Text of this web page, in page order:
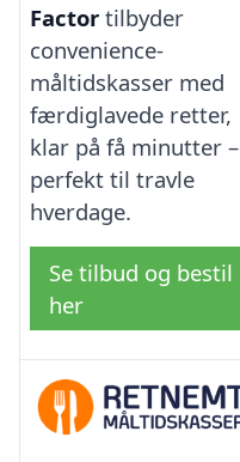
Factor tilbyder
convenience-
måltidskasser med
færdiglavede retter,
klar på få minutter –
perfekt til travle
hverdage.
Se tilbud og bestil
her